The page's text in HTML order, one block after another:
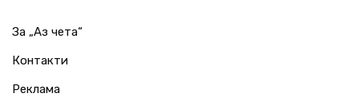
За „Аз чета“
Контакти
Реклама